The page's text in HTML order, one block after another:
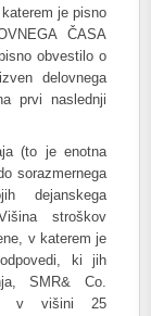
je pisno
ČASA
obvestilo o
delovnega
prvi naslednji
(to je enotna
sorazmernega
dejanskega
stroškov
v katerem je
ki jih
SMR& Co.
v višini 25